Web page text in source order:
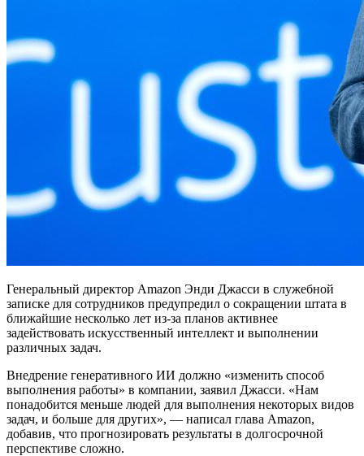
Генеральный директор Amazon Энди Джасси в служебной
записке для сотрудников предупредил о сокращении штата в
ближайшие несколько лет из-за планов активнее
задействовать искусственный интеллект и выполнении
различных задач.
Внедрение генеративного ИИ должно «изменить способ
выполнения работы» в компании, заявил Джасси. «Нам
понадобится меньше людей для выполнения некоторых видов
задач, и больше для других», — написал глава Amazon,
добавив, что прогнозировать результаты в долгосрочной
перспективе сложно.